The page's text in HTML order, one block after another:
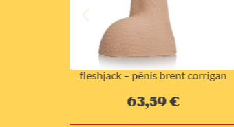
fetish fantasy series – kit de
33,63